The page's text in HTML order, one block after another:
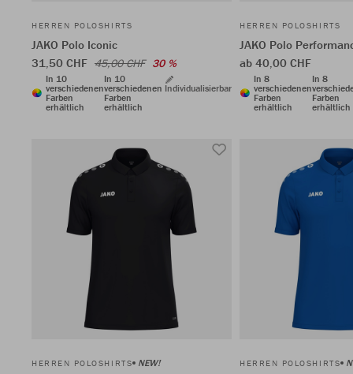
HERREN POLOSHIRTS
JAKO Polo Iconic
31,50 CHF 45,00 CHF 30 %
In 10
verschiedenen
Farben
erhältlich
In 10
verschiedenen
Farben
erhältlich
Individualisierbar
HERREN POLOSHIRTS
JAKO Polo
ab 40,00 CHF
In 8
verschiedenen
Farben
erhältlich
In 8
Farben
erhältlich
HERREN POLOSHIRTS NEW! HERREN POLOSHIRTS